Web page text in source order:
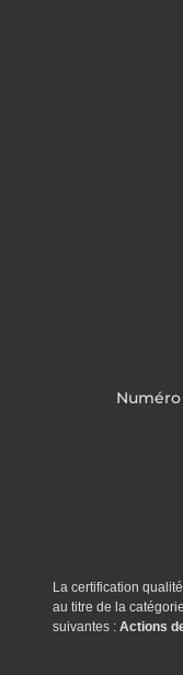
Numéro
La certification
au titre de la
suivantes : Actions